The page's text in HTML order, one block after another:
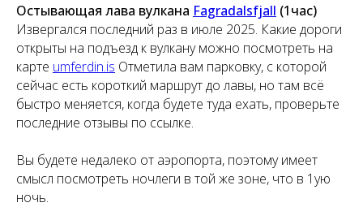
Остывающая лава вулкана Fagradalsfjall (1час)
Извергался последний раз в июле 2025. Какие дороги
открыты на подъезд к вулкану можно посмотреть на
карте umferdin.is Отметила вам парковку, с которой
сейчас есть короткий маршрут до лавы, но там всё
быстро меняется, когда будете туда ехать, проверьте
последние отзывы по ссылке.
Вы будете недалеко от аэропорта, поэтому имеет
смысл посмотреть ночлеги в той же зоне, что в 1ую
ночь.